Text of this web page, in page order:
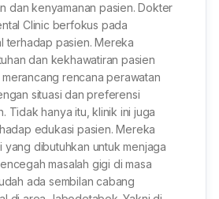
dan kenyamanan pasien. Dokter
Clinic berfokus pada
terhadap pasien. Mereka
dan kekhawatiran pasien
rencana perawatan
situasi dan preferensi
Tidak hanya itu, klinik ini juga
edukasi pasien. Mereka
yang dibutuhkan untuk menjaga
masalah gigi di masa
ada sembilan cabang